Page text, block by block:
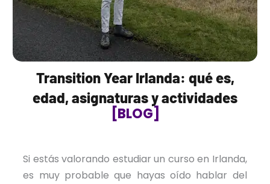
Transition Year Irlanda: qué es,
edad, asignaturas y actividades
[BLOG]
Si estás valorando estudiar un curso en Irlanda,
es muy probable que hayas oído hablar del